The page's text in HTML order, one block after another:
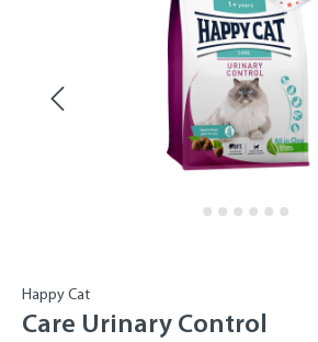
Happy Cat
Care Urinary Control